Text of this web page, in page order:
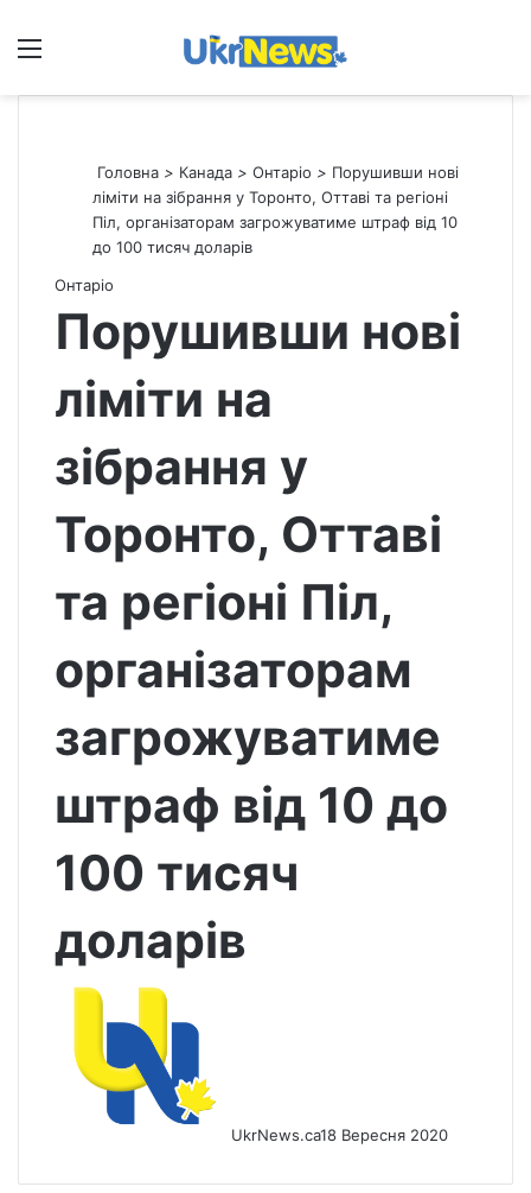
Меню
Головна > Канада > Онтаріо > Порушивши нові
ліміти на зібрання у Торонто, Оттаві та регіоні
Піл, організаторам загрожуватиме штраф від 10
до 100 тисяч доларів
Онтаріо
Порушивши нові
ліміти на
зібрання у
Торонто, Оттаві
та регіоні Піл,
організаторам
загрожуватиме
штраф від 10 до
100 тисяч
доларів
UkrNews.ca18 Вересня 2020